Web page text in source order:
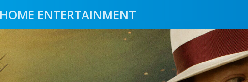
HOME ENTERTAINMENT